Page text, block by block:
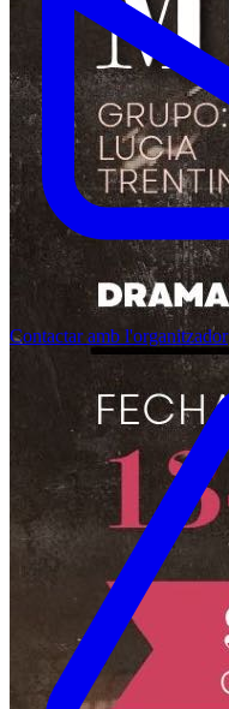
Contactar amb l'organitzador